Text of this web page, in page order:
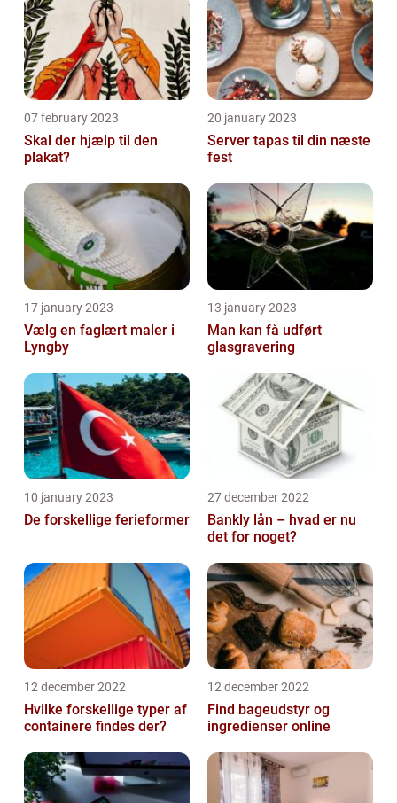
07 february 2023
Skal der hjælp til den
plakat?
20 january 2023
Server tapas til din næste
fest
17 january 2023
Vælg en faglært maler i
Lyngby
13 january 2023
Man kan få udført
glasgravering
10 january 2023
De forskellige ferieformer
27 december 2022
Bankly lån – hvad er nu
det for noget?
12 december 2022
Hvilke forskellige typer af
containere findes der?
12 december 2022
Find bageudstyr og
ingredienser online